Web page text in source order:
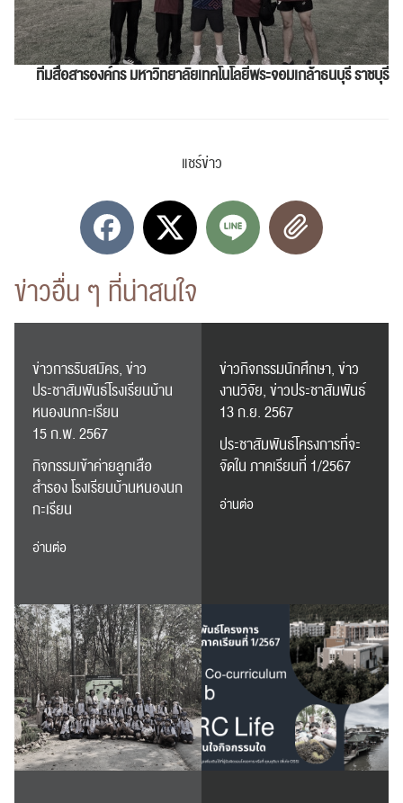
สำหรับ:
ทีมสื่อสารองค์กรมหาวิทยาลัยเทคโนโลยีพระจอมเกล้าธนบุรี ราชบุรี
แชร์ข่าว
ข่าวอื่น ๆ ที่น่าสนใจ
ข่าวการรับสมัคร, ข่าว
ประชาสัมพันธ์โรงเรียนบ้าน
หนองนกกะเรียน
15 ก.พ. 2567
กิจกรรมเข้าค่ายลูกเสือ
สำรอง โรงเรียนบ้านหนองนก
กะเรียน
อ่านต่อ
ข่าวกิจกรรมนักศึกษา, ข่าว
งานวิจัย, ข่าวประชาสัมพันธ์
13 ก.ย. 2567
ประชาสัมพันธ์โครงการที่จะ
จัดใน ภาคเรียนที่ 1/2567
อ่านต่อ
ส่งข่าวประชาสัมพันธ์
ส่งข่าวประชาสัมพันธ์
RC Activity